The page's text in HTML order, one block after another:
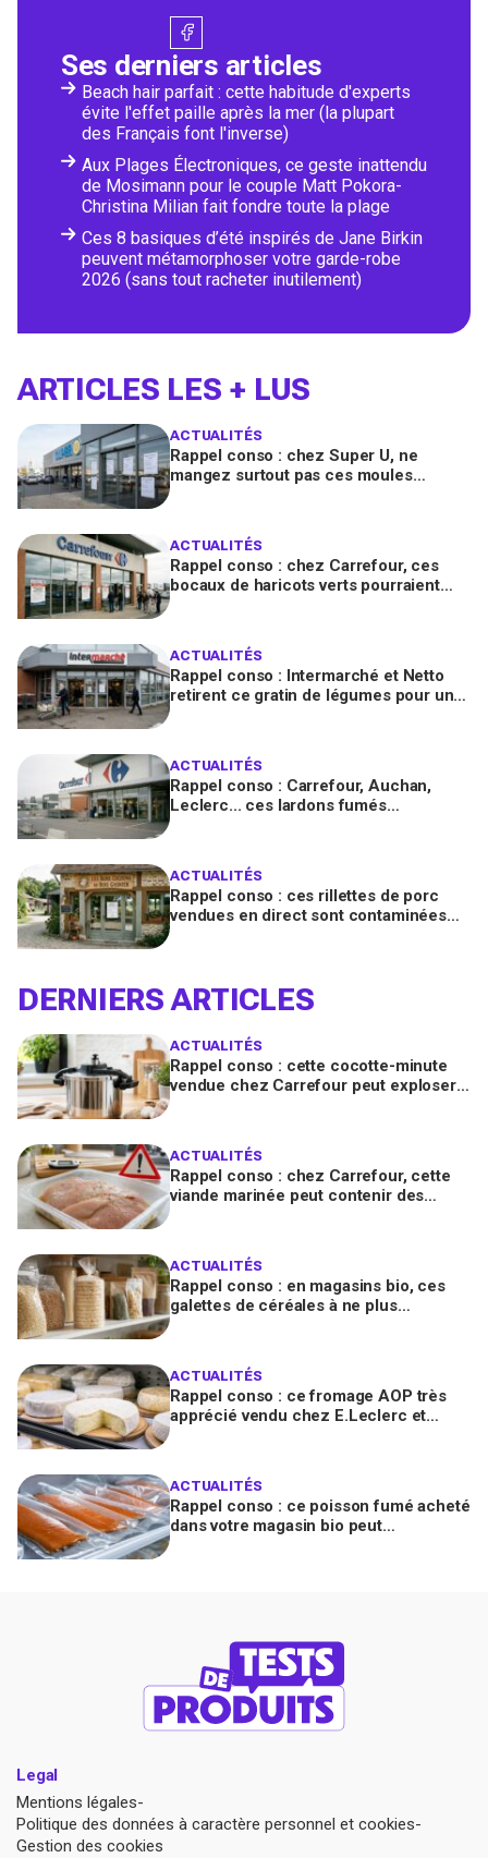
Ses derniers articles
Beach hair parfait : cette habitude d'experts
évite l'effet paille après la mer (la plupart
des Français font l'inverse)
Aux Plages Électroniques, ce geste inattendu
de Mosimann pour le couple Matt Pokora-
Christina Milian fait fondre toute la plage
Ces 8 basiques d’été inspirés de Jane Birkin
peuvent métamorphoser votre garde-robe
2026 (sans tout racheter inutilement)
ARTICLES LES + LUS
ACTUALITÉS
Rappel conso : chez Super U, ne
mangez surtout pas ces moules
ACTUALITÉS
Rappel conso : chez Carrefour, ces
bocaux de haricots verts pourraient
ACTUALITÉS
Rappel conso : Intermarché et Netto
retirent ce gratin de légumes pour un
ACTUALITÉS
Rappel conso : Carrefour, Auchan,
Leclerc... ces lardons fumés
ACTUALITÉS
Rappel conso : ces rillettes de porc
vendues en direct sont contaminées
DERNIERS ARTICLES
ACTUALITÉS
Rappel conso : cette cocotte-minute
vendue chez Carrefour peut exploser
ACTUALITÉS
Rappel conso : chez Carrefour, cette
viande marinée peut contenir des
ACTUALITÉS
Rappel conso : en magasins bio, ces
galettes de céréales à ne plus
ACTUALITÉS
Rappel conso : ce fromage AOP très
apprécié vendu chez E.Leclerc et
ACTUALITÉS
Rappel conso : ce poisson fumé acheté
dans votre magasin bio peut
Legal
Mentions légales
Politique des données à caractère personnel et cookies
Gestion des cookies